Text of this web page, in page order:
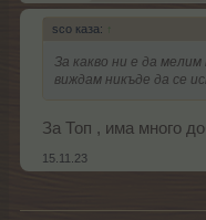
sco каза: ↑
За какво ни е да
виждам никъде да се
За Топ , има много
15.11.23